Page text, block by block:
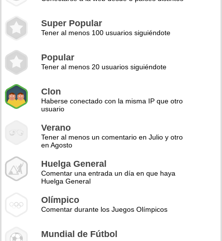
Super Popular
Tener al menos 100 usuarios siguiéndote
Popular
Tener al menos 20 usuarios siguiéndote
Clon
Haberse conectado con la misma IP que otro
usuario
Verano
Tener al menos un comentario en Julio y otro
en Agosto
Huelga General
Comentar una entrada un día en que haya
Huelga General
Olímpico
Comentar durante los Juegos Olímpicos
Mundial de Fútbol